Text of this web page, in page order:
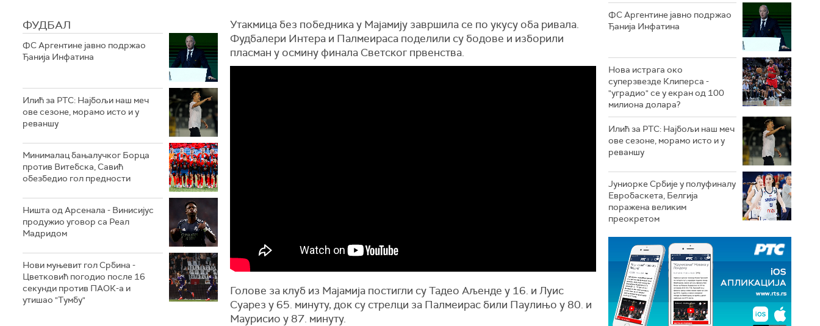
ФУДБАЛ
ФС Аргентине јавно подржао
Ђанија Инфатина
Илић за РТС: Најбољи наш меч
ове сезоне, морамо исто и у
реваншу
Минималац бањалучког Борца
против Витебска, Савић
обезбедио гол предности
Ништа од Арсенала - Винисијус
продужио уговор са Реал
Мадридом
Нови муњевит гол Србина -
Цветковић погодио после 16
секунди против ПАОК-а и
утишао "Тумбу"
Утакмица без победника у Мајамију завршила се по укусу оба ривала.
Фудбалери Интера и Палмеираса поделили су бодове и изборили
пласман у осмину финала Светског првенства.
Голове за клуб из Мајамија постигли су Тадео Аљенде у 16. и Луис
Суарез у 65. минуту, док су стрелци за Палмеирас били Паулињо у 80. и
Маурисио у 87. минуту.
ФС Аргентине јавно подржао
Ђанија Инфатина
Нова истрага око
суперзвезде Клиперса -
"уградио" се у екран од 100
милиона долара?
Илић за РТС: Најбољи наш меч
ове сезоне, морамо исто и у
реваншу
Јуниорке Србије у полуфиналу
Евробаскета, Белгија
поражена великим
преокретом